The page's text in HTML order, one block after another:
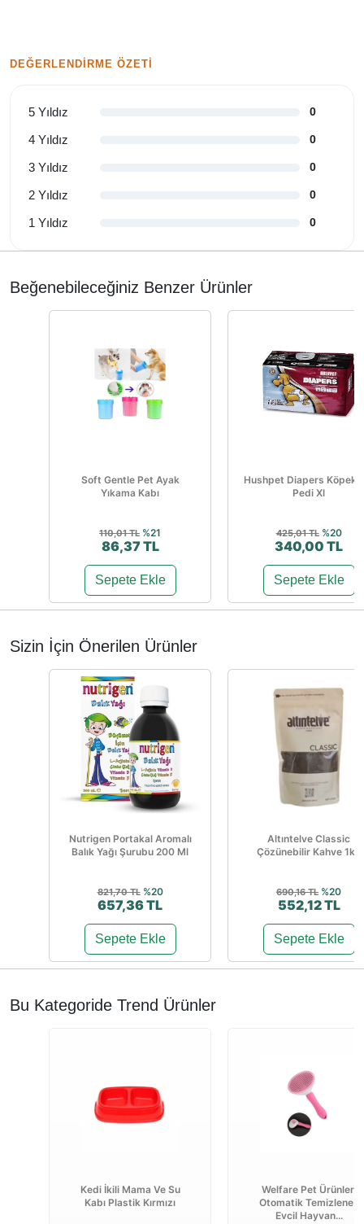
DEĞERLENDIRME ÖZETI
5 Yıldız 0
4 Yıldız 0
3 Yıldız 0
2 Yıldız 0
1 Yıldız 0
Beğenebileceğiniz Benzer Ürünler
Soft Gentle Pet Ayak
Yıkama Kabı
110,01 TL %21
86,37 TL
Sepete Ekle
Hushpet Diapers Köpek
Pedi Xl
425,01 TL %20
340,00 TL
Sepete Ekle
Sizin İçin Önerilen Ürünler
Nutrigen Portakal Aromalı
Balık Yağı Şurubu 200 Ml
821,70 TL %20
657,36 TL
Sepete Ekle
Altıntelve Classic
Çözünebilir Kahve 1kg
690,16 TL %20
552,12 TL
Sepete Ekle
Bu Kategoride Trend Ürünler
Kedi İkili Mama Ve Su
Kabı Plastik Kırmızı
Welfare Pet Ürünleri
Otomatik Temizlenen
Evcil Hayvan...